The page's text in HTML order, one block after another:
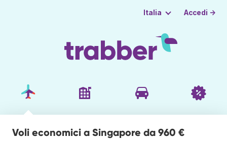
Italia Accedi →
Voli economici a Singapore da 960 €